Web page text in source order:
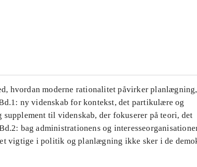
hvordan moderne rationalitet påvirker planlægning,
ny videnskab for kontekst, det partikulære og
til videnskab, der fokuserer på teori, det
bag administrationens og
vigtige i politik og planlægning ikke sker i de